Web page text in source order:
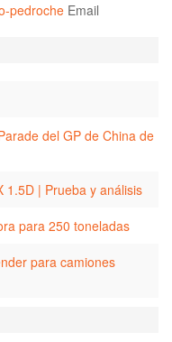
pedroche Email
del GP de China de
1.5D | Prueba y análisis
para 250 toneladas
para camiones